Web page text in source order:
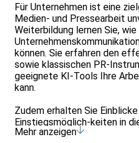
Für Unternehmen ist eine
Medien- und Pressearbeit
Weiterbildung lernen Sie,
können. Sie erfahren den
sowie klassischen PR-
geeignete KI-Tools Ihre
kann.
Zudem erhalten Sie
Einstiegsmöglich-keiten in
Gemeinsam erarbeiten wir
Mehr anzeigen